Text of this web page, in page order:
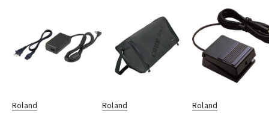
Roland Roland Roland